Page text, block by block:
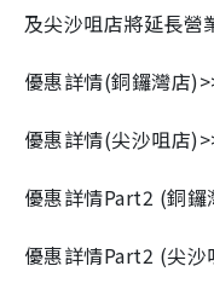
及尖沙咀店將延長營
優惠詳情(銅鑼灣店
優惠詳情(尖沙咀店
優惠詳情Part2 (銅
優惠詳情Part2 (尖